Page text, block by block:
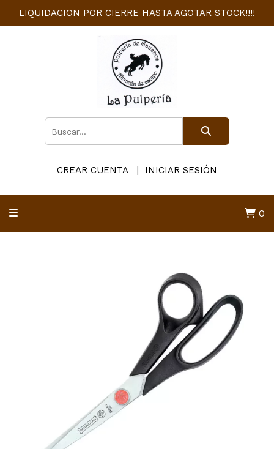
LIQUIDACION POR CIERRE HASTA AGOTAR STOCK!!!!
CREAR CUENTA INICIAR SESIÓN
0